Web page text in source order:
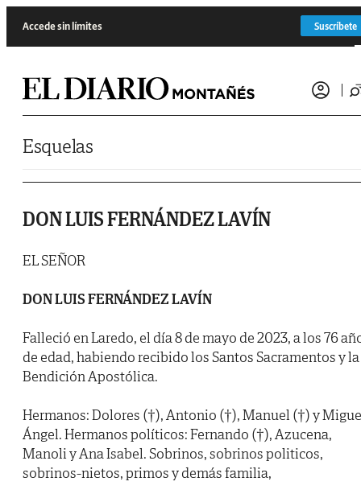
Accede sin límites Suscríbete
Esquelas
DON LUIS FERNÁNDEZ LAVÍN
EL SEÑOR
DON LUIS FERNÁNDEZ LAVÍN
Falleció en Laredo, el día 8 de mayo de 2023, a los 76
de edad, habiendo recibido los Santos Sacramentos y la
Bendición Apostólica.
Hermanos: Dolores (†), Antonio (†), Manuel (†) y
Ángel. Hermanos políticos: Fernando (†), Azucena,
Manoli y Ana Isabel. Sobrinos, sobrinos politicos,
sobrinos-nietos, primos y demás familia,